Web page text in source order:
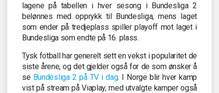
lagene på tabellen i hver sesong i Bundesliga 2
belønnes med opprykk til Bundesliga, mens laget
som ender på tredjeplass spiller playoff mot laget i
Bundesliga som endte på 16. plass.
Tysk fotball har generelt sett en vekst i popularitet de
siste årene, og det gjelder også for de som ønsker å
se Bundesliga 2 på TV i dag. I Norge blir hver kamp
vist på stream på Viaplay, med utvalgte kamper også